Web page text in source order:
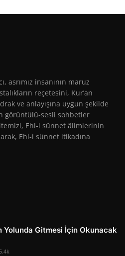
asrımız insanının maruz
reçetesini, Kur’an
ve anlayışına uygun şekilde
görüntülü-sesli sohbetler
Ehl-i sünnet âlimlerinin
Ehl-i sünnet itikadına
Yolunda Gitmesi İçin Okunacak
5.4k